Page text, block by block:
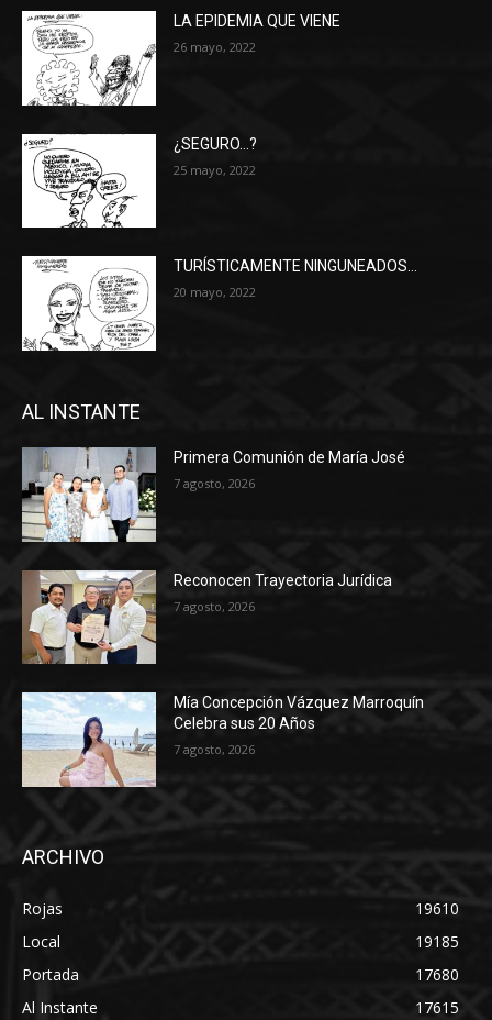
LA EPIDEMIA QUE VIENE
26 mayo, 2022
¿SEGURO…?
25 mayo, 2022
TURÍSTICAMENTE NINGUNEADOS…
20 mayo, 2022
AL INSTANTE
Primera Comunión de María José
7 agosto, 2026
Reconocen Trayectoria Jurídica
7 agosto, 2026
Mía Concepción Vázquez Marroquín
Celebra sus 20 Años
7 agosto, 2026
ARCHIVO
Rojas
19610
Local
19185
Portada
17680
Al Instante
17615